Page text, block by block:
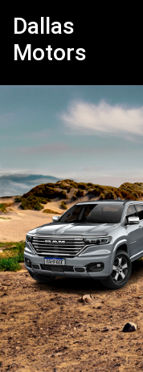
Dallas
Motors